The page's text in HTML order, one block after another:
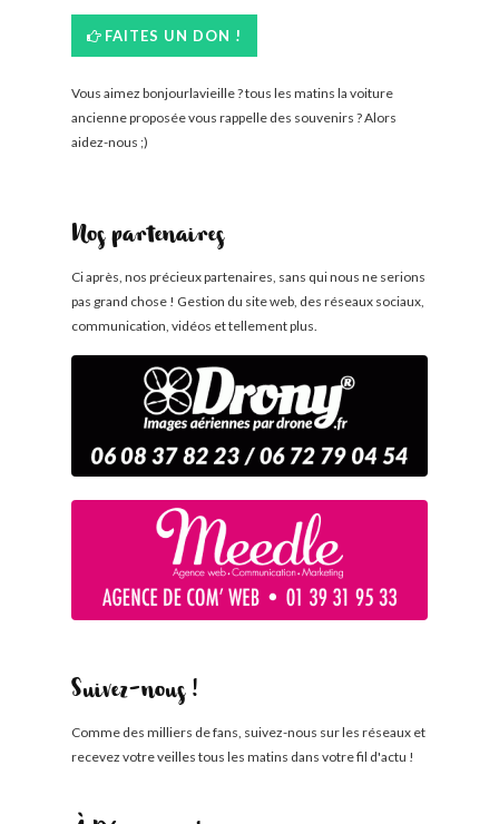
FAITES UN DON !
Vous aimez bonjourlavieille ? tous les matins la voiture
ancienne proposée vous rappelle des souvenirs ? Alors
aidez-nous ;)
Nos partenaires
Ci après, nos précieux partenaires, sans qui nous ne serions
pas grand chose ! Gestion du site web, des réseaux sociaux,
communication, vidéos et tellement plus.
Suivez-nous !
Comme des milliers de fans, suivez-nous sur les réseaux et
recevez votre veilles tous les matins dans votre fil d'actu !